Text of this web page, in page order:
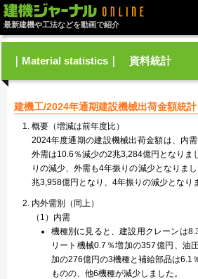
最新建機や工法などを動画で紹介
｜Material statistics｜ 資料統計
建機工/2024年通期建設機械出荷金額統
概要（増減は前年度比）
2024年度通期の建設機械出荷金額は、内
外需は10.6％減少の2兆3,284億円となりま
りの減少、外需も4年振りの減少となりま
兆3,958億円となり、4年振りの減少となり
内外需別（同上）
（1）内需
機種別に見ると、建設用クレーンは
リート機械0.7％増加の357億円、油
加の276億円の3機種と補給部品は6.1
ものの、他6機種が減少しました。